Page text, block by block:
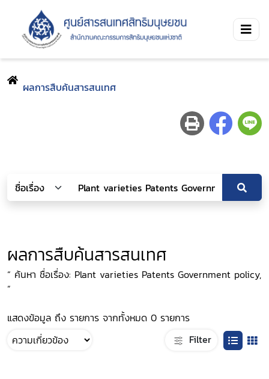
ผลการสืบค้นสารสนเทศ
ผลการสืบค้นสารสนเทศ
“ ค้นหา ชื่อเรื่อง: Plant varieties Patents Government policy,
”
แสดงข้อมูล ถึง รายการ จากทั้งหมด 0 รายการ
Filter